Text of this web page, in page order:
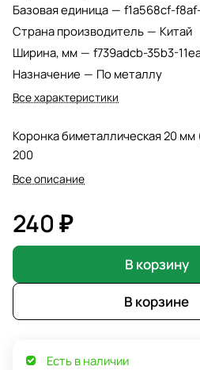
Базовая единица — f1a568cf-
Страна производитель — Китай
Ширина, мм — f739adcb-35b3-
Назначение — По металлу
Все характеристики
Коронка биметаллическая 20
200
Все описание
240 ₽
В корзину
В корзине
Есть в наличии